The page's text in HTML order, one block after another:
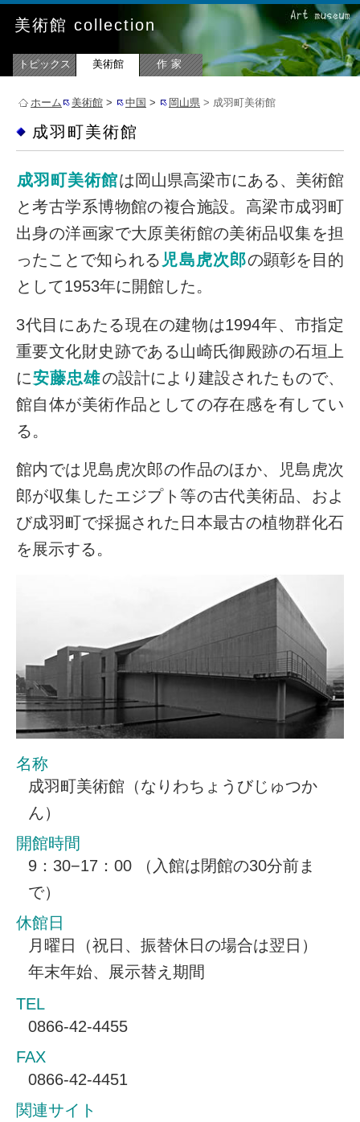
美術館 collection
トピックス 美術館 作家
ホーム 美術館 > 中国 > 岡山県 > 成羽町美術館
成羽町美術館
成羽町美術館は岡山県高梁市にある、美術館
と考古学系博物館の複合施設。高梁市成羽町
出身の洋画家で大原美術館の美術品収集を担
ったことで知られる 児島虎次郎の顕彰を目的
として1953年に開館した。
3代目にあたる現在の建物は1994年、市指定
重要文化財史跡である山崎氏御殿跡の石垣上
に安藤忠雄の設計により建設されたもので、
館自体が美術作品としての存在感を有してい
る。
館内では児島虎次郎の作品のほか、児島虎次
郎が収集したエジプト等の古代美術品、およ
び成羽町で採掘された日本最古の植物群化石
を展示する。
名称
成羽町美術館（なりわちょうびじゅつか
ん）
開館時間
9：30−17：00 （入館は閉館の30分前ま
で）
休館日
月曜日（祝日、振替休日の場合は翌日）
年末年始、展示替え期間
TEL
0866-42-4455
FAX
0866-42-4451
関連サイト